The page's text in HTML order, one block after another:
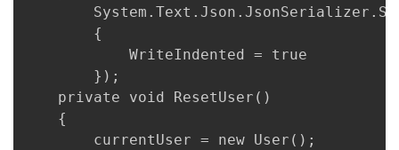
        {
            WriteIndented = true
        });
    private void ResetUser()
    {
        currentUser = new User();